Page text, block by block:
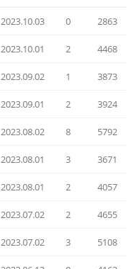
2023.10.03 0 2863
2023.10.01 2 4468
2023.09.02 1 3873
2023.09.01 2 3924
2023.08.02 8 5792
2023.08.01 3 3671
2023.08.01 2 4057
2023.07.02 2 4655
2023.07.02 3 5108